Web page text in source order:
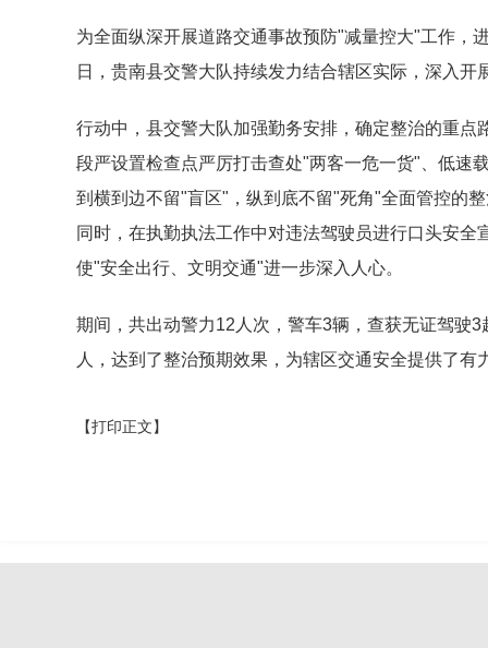
为全面纵深开展道路交通事故预防"减量控大"工作，
日，贵南县交警大队持续发力结合辖区实际，深入开
行动中，县交警大队加强勤务安排，确定整治的重
段严设置检查点严厉打击查处"两客一危一货"、低速
到横到边不留"盲区"，纵到底不留"死角"全面管控的
同时，在执勤执法工作中对违法驾驶员进行口头安
使"安全出行、文明交通"进一步深入人心。
期间，共出动警力12人次，警车3辆，查获无证驾驶
人，达到了整治预期效果，为辖区交通安全提供了有
【打印正文】